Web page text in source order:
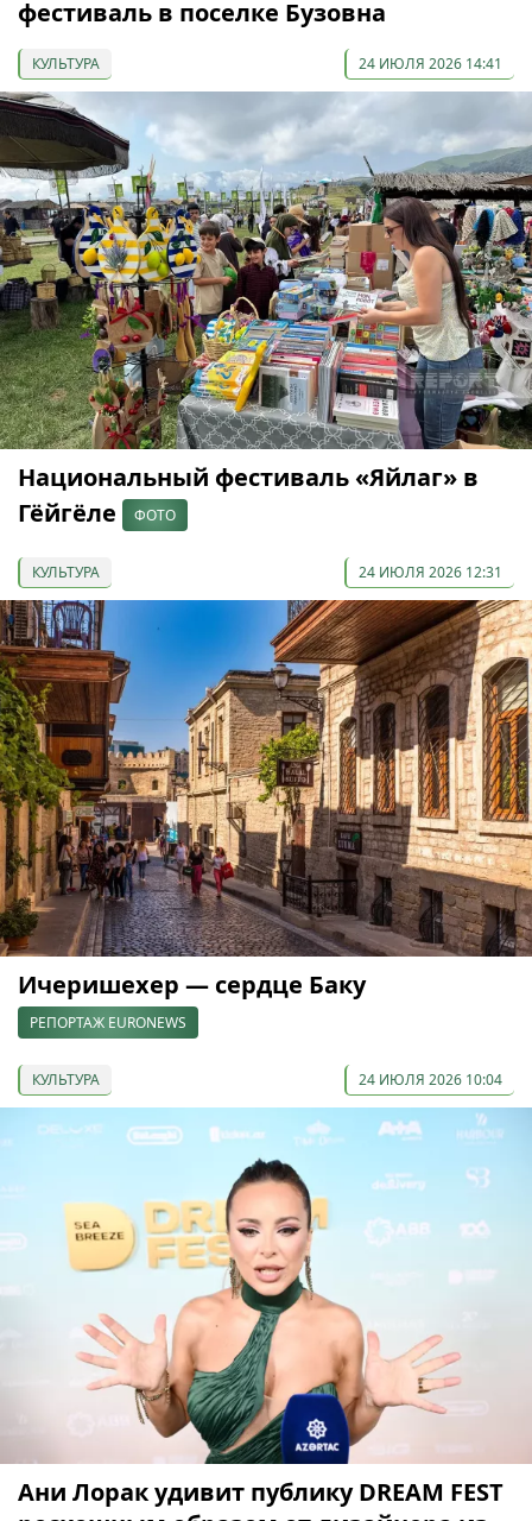
фестиваль в поселке Бузовна
КУЛЬТУРА 24 ИЮЛЯ 2026 14:41
Национальный фестиваль «Яйлаг» в
Гёйгёле
ФОТО
КУЛЬТУРА 24 ИЮЛЯ 2026 12:31
Ичеришехер — сердце Баку
РЕПОРТАЖ EURONEWS
КУЛЬТУРА 24 ИЮЛЯ 2026 10:04
Ани Лорак удивит публику DREAM FEST